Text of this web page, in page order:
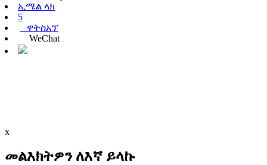
ኢሜል ላክ
5
ዋትስአፕ
WeChat
x
መልእክትዎን ለእኛ ይላኩ